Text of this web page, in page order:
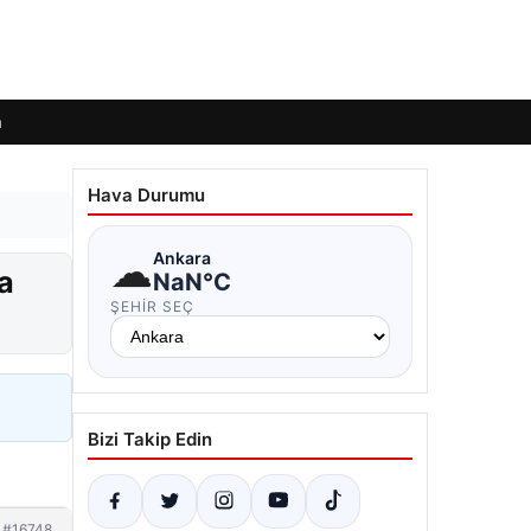
Hava Durumu
☁Ankara
NaN°C
ŞEHIR SEÇ
Bizi Takip Edin